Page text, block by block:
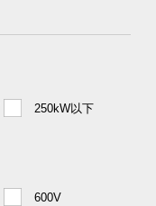
250kW以下
600V